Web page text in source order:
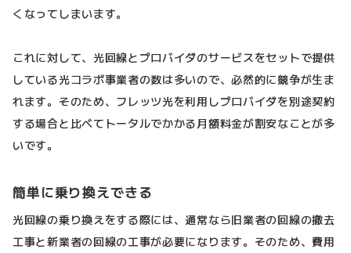
くなってしまいます。
これに対して、光回線とプロバイダのサービスをセットで提供
している光コラボ事業者の数は多いので、必然的に競争が生ま
れます。そのため、フレッツ光を利用しプロバイダを別途契約
する場合と比べてトータルでかかる月額料金が割安なことが多
いです。
簡単に乗り換えできる
光回線の乗り換えをする際には、通常なら旧業者の回線の撤去
工事と新業者の回線の工事が必要になります。そのため、費用